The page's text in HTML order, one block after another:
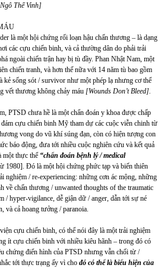
Thế Vinh]
là một hội chứng rối loạn hậu chấn thương – là dạng
các cựu chiến binh, và cả thường dân do phải trải
ngoài chiến trận hay bị tù đầy. Phan Nhật Nam, một
chiến tranh, và hơn thế nữa với 14 năm tù bao gồm
kẻ sống sót / survivor như một phép lạ nhưng cơ thể
vết thương không chảy máu [Wounds Don’t Bleed].
PTSD chưa hề là một chẩn đoán y khoa được chấp
cựu chiến binh Mỹ tham dự các cuộc viễn chinh từ
vong do vũ khí súng đạn, còn có hiện tượng con
báo động, đưa tới nhiều cuộc nghiên cứu và kết quả
một thực thể “chẩn đoán bệnh lý / medical
1980]. Đó là một hội chứng phức tạp và biến thiên
nghiệm / re-experiencing: những cơn ác mộng, những
về chấn thương / unwanted thoughts of the traumatic
/ hyper-vigilance, dễ giận dữ / anger, dẫn tới sự né
và cả hoang tưởng / paranoia.
cựu chiến binh, có thể nói đây là một trải nghiệm
ít cựu chiến binh với nhiều kiêu hãnh – trong đó có
chứng điển hình của PTSD nhưng vẫn chối từ /
tới thực trạng ấy vì cho đó có thể là biểu hiện của